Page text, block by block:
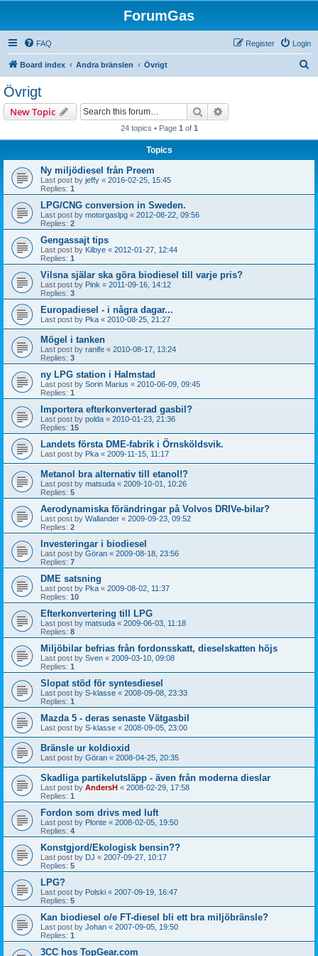
ForumGas
FAQ Login
Register
Board index Andra bränslen Övrigt
Övrigt
New Topic Search
24 topics • Page 1 of 1
Topics
Ny miljödiesel från Preem
Last post by jeffy « 2016-02-25, 15:45
Replies: 1
LPG/CNG conversion in Sweden.
Last post by motorgaslpg « 2012-08-22, 09:56
Replies: 2
Gengassajt tips
Last post by Kilbye « 2012-01-27, 12:44
Replies: 1
Vilsna själar ska göra biodiesel till varje pris?
Last post by Pink « 2011-09-16, 14:12
Replies: 3
Europadiesel - i några dagar...
Last post by Pka « 2010-08-25, 21:27
Mögel i tanken
Last post by ranife « 2010-08-17, 13:24
Replies: 3
ny LPG station i Halmstad
Last post by Sorin Marius « 2010-06-09, 09:45
Replies: 1
Importera efterkonverterad gasbil?
Last post by polda « 2010-01-23, 21:36
Replies: 15
Landets första DME-fabrik i Örnsköldsvik.
Last post by Pka « 2009-11-15, 11:17
Metanol bra alternativ till etanol!?
Last post by matsuda « 2009-10-01, 10:26
Replies: 5
Aerodynamiska förändringar på Volvos DRIVe-bilar?
Last post by Wallander « 2009-09-23, 09:52
Replies: 2
Investeringar i biodiesel
Last post by Göran « 2009-08-18, 23:56
Replies: 7
DME satsning
Last post by Pka « 2009-08-02, 11:37
Replies: 10
Efterkonvertering till LPG
Last post by matsuda « 2009-06-03, 11:18
Replies: 8
Miljöbilar befrias från fordonsskatt, dieselskatten höjs
Last post by Sven « 2009-03-10, 09:08
Replies: 1
Slopat stöd för syntesdiesel
Last post by S-klasse « 2008-09-08, 23:33
Replies: 1
Mazda 5 - deras senaste Vätgasbil
Last post by S-klasse « 2008-09-05, 23:00
Bränsle ur koldioxid
Last post by Göran « 2008-04-25, 20:35
Skadliga partikelutsläpp - även från moderna dieslar
Last post by AndersH « 2008-02-29, 17:58
Replies: 1
Fordon som drivs med luft
Last post by Plonte « 2008-02-05, 19:50
Replies: 4
Konstgjord/Ekologisk bensin??
Last post by DJ « 2007-09-27, 10:17
Replies: 5
LPG?
Last post by Polski « 2007-09-19, 16:47
Replies: 5
Kan biodiesel o/e FT-diesel bli ett bra miljöbränsle?
Last post by Johan « 2007-09-05, 19:50
Replies: 1
3CC hos TopGear.com